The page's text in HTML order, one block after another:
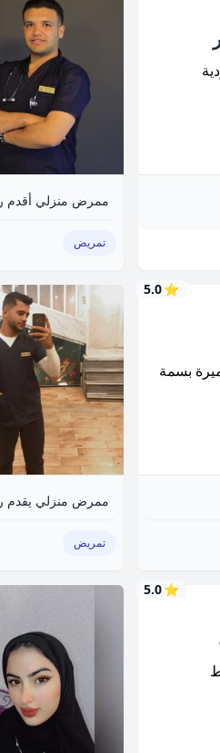
ممرض منزلي أقدم
تمريض
⭐
5.0
بسمة
ممرض منزلي يقدم
تمريض
⭐
5.0